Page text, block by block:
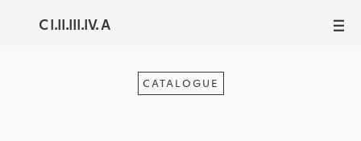
C I.II.III.IV. A III
CATALOGUE